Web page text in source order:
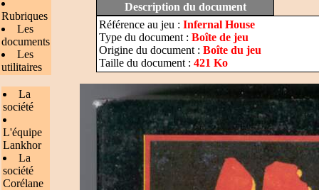
Rubriques
Les
documents
Les
utilitaires
La
société
L'équipe
Lankhor
La
société
Corélane
Description du document
Référence au jeu : Infernal House
Type du document : Boîte de jeu
Origine du document : Boîte du jeu
Taille du document : 421 Ko